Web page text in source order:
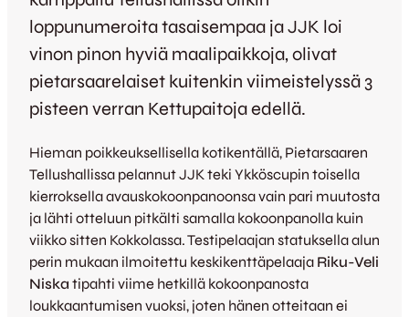
loppunumeroita tasaisempaa ja JJK loi
vinon pinon hyviä maalipaikkoja, olivat
pietarsaarelaiset kuitenkin viimeistelyssä 3
pisteen verran Kettupaitoja edellä.
Hieman poikkeuksellisella kotikentällä, Pietarsaaren
Tellushallissa pelannut JJK teki Ykköscupin toisella
kierroksella avauskokoonpanoonsa vain pari muutosta
ja lähti otteluun pitkälti samalla kokoonpanolla kuin
viikko sitten Kokkolassa. Testipelaajan statuksella alun
perin mukaan ilmoitettu keskikenttäpelaaja Riku-Veli
Niska tipahti viime hetkillä kokoonpanosta
loukkaantumisen vuoksi, joten hänen otteitaan ei